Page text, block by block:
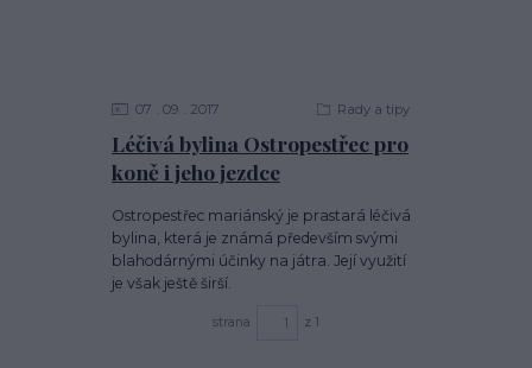
Léčivá bylina Ostropestřec pro
koně i jeho jezdce
07 09 2017 Rady a tipy
Ostropestřec mariánský je prastará léčivá
bylina, která je známá především svými
blahodárnými účinky na játra. Její využití
je však ještě širší.
strana z 1